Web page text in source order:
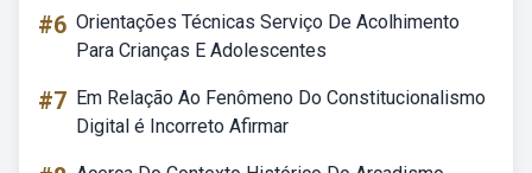
#6 Orientações Técnicas Serviço De Acolhimento
Para Crianças E Adolescentes
#7 Em Relação Ao Fenômeno Do Constitucionalismo
Digital é Incorreto Afirmar